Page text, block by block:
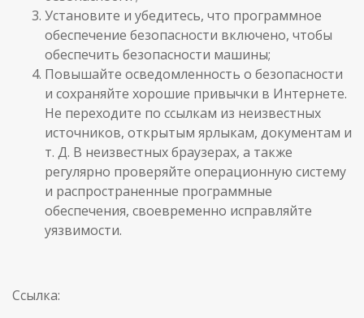
Установите и убедитесь, что программное
обеспечение безопасности включено, чтобы
обеспечить безопасности машины;
Повышайте осведомленность о безопасности
и сохраняйте хорошие привычки в Интернете.
Не переходите по ссылкам из неизвестных
источников, открытым ярлыкам, документам и
т. Д. В неизвестных браузерах, а также
регулярно проверяйте операционную систему
и распространенные программные
обеспечения, своевременно исправляйте
уязвимости.
Ссылка: